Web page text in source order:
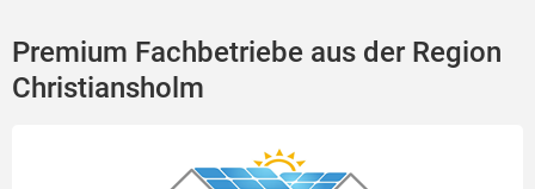
Premium Fachbetriebe aus der Region
Christiansholm